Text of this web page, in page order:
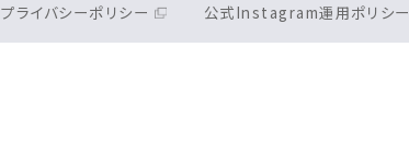
プライバシーポリシー 公式Instagram運用ポリシー